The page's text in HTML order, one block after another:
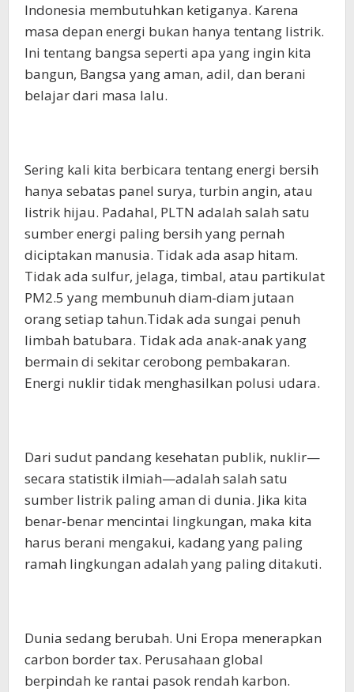
Indonesia membutuhkan ketiganya. Karena
masa depan energi bukan hanya tentang listrik.
Ini tentang bangsa seperti apa yang ingin kita
bangun, Bangsa yang aman, adil, dan berani
belajar dari masa lalu.
Sering kali kita berbicara tentang energi bersih
hanya sebatas panel surya, turbin angin, atau
listrik hijau. Padahal, PLTN adalah salah satu
sumber energi paling bersih yang pernah
diciptakan manusia. Tidak ada asap hitam.
Tidak ada sulfur, jelaga, timbal, atau partikulat
PM2.5 yang membunuh diam-diam jutaan
orang setiap tahun.Tidak ada sungai penuh
limbah batubara. Tidak ada anak-anak yang
bermain di sekitar cerobong pembakaran.
Energi nuklir tidak menghasilkan polusi udara.
Dari sudut pandang kesehatan publik, nuklir—
secara statistik ilmiah—adalah salah satu
sumber listrik paling aman di dunia. Jika kita
benar-benar mencintai lingkungan, maka kita
harus berani mengakui, kadang yang paling
ramah lingkungan adalah yang paling ditakuti.
Dunia sedang berubah. Uni Eropa menerapkan
carbon border tax. Perusahaan global
berpindah ke rantai pasok rendah karbon.